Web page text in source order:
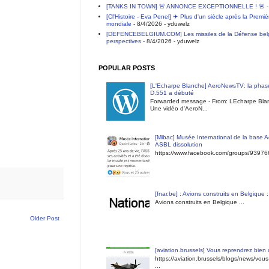
Older Post
[TANKS IN TOWN] 🚨 ANNONCE EXCEPTIONNELLE ! 🚨
[Cl'Histoire - Eva Penel] ✈️ Plus d'un siècle après la
mondiale - 8/4/2026 - yduwelz
[DEFENCEBELGIUM.COM] Les missiles de la Défense
perspectives- 8/4/2026 - yduwelz
POPULAR POSTS
[L'Echarpe Blanche] AeroNewsTV: la
D.551 a débuté
Forwarded message - From: LEcharpe
Une vidéo d'AeroN...
[Mibac] Musée International de la base
ASBL dissolution
https://www.facebook.com/groups/
[fnar.be] : Avions construits en Belgique
Avions construits en Belgique ...
[aviation.brussels] Vous reprendrez bien
https://aviation.brussels/blogs/news/